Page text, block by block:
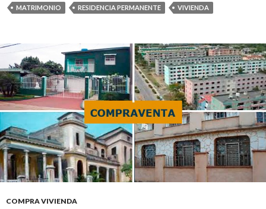
MATRIMONIO
RESIDENCIA PERMANENTE VIVIENDA
COMPRA VIVIENDA